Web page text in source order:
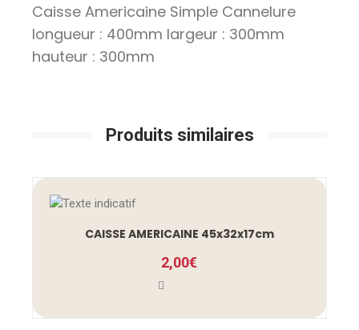
Caisse Americaine Simple Cannelure
longueur : 400mm largeur : 300mm
hauteur : 300mm
Produits similaires
CAISSE AMERICAINE 45x32x17cm
2,00€